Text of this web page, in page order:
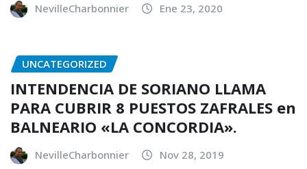
NevilleCharbonnier Ene 23, 2020
UNCATEGORIZED
INTENDENCIA DE SORIANO LLAMA
PARA CUBRIR 8 PUESTOS ZAFRALES en
BALNEARIO «LA CONCORDIA».
NevilleCharbonnier Nov 28, 2019